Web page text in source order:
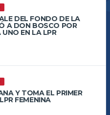
DEL FONDO DE LA
A DON BOSCO POR
EN LA LPR
Y TOMA EL PRIMER
FEMENINA